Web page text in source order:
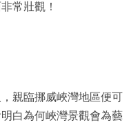
常壯觀！
親臨挪威峽灣地區便可
白為何峽灣景觀會為藝